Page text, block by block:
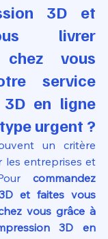
3D et
livrer
chez vous
service
3D en ligne
urgent ?
un critère
les entreprises et
commandez
et faites vous
vous grâce à
3D en